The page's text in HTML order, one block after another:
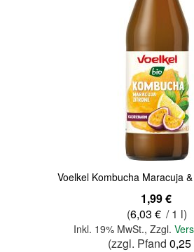
Voelkel Kombucha Maracuja
1,99 €
(6,03 € / 1 l)
Inkl. 19% MwSt., Zzgl.
(zzgl. Pfand 0,25